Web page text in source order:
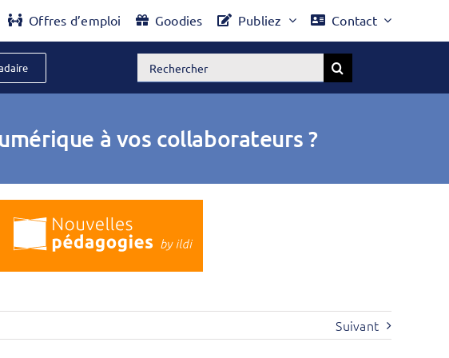
Offres d’emploi Goodies Publiez Contact
Rechercher:
à vos collaborateurs ?
Suivant